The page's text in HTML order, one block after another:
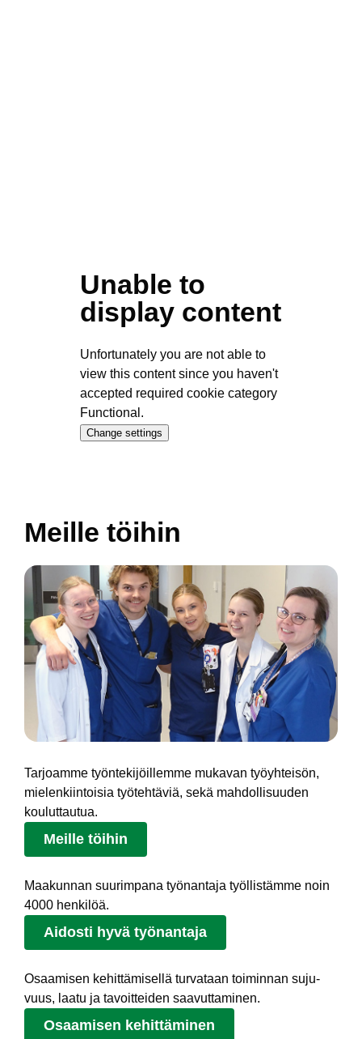
Unable to
display content
Unfortunately you are not able to
view this content since you haven't
accepted required cookie category
Functional.
Change settings
Meille töihin
Tarjoamme työntekijöillemme mukavan työyhteisön,
mielenkiintoisia työtehtäviä, sekä mahdollisuuden
kouluttautua.
Meille töihin
Maa­kun­nan suu­rimpana työ­nan­ta­ja työl­lis­tämme noin
4000 hen­ki­löä.
Aidosti hyvä työnantaja
Osaa­mi­sen kehittämisellä tur­va­taan toi­min­nan su­ju­
vuus, laa­tu ja ta­voit­tei­den saa­vut­ta­mi­nen.
Osaamisen kehittäminen